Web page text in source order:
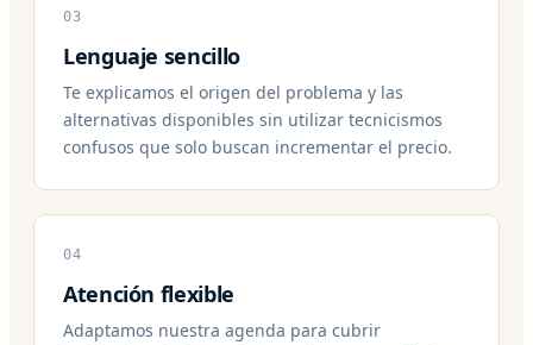
03
Lenguaje sencillo
Te explicamos el origen del problema y las
alternativas disponibles sin utilizar tecnicismos
confusos que solo buscan incrementar el precio.
04
Atención flexible
Adaptamos nuestra agenda para cubrir